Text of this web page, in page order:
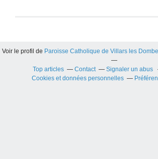
Voir le profil de Paroisse Catholique de Villars les
Top articles Contact Signaler un abus
Cookies et données personnelles